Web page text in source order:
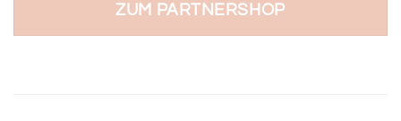
ZUM PARTNERSHOP